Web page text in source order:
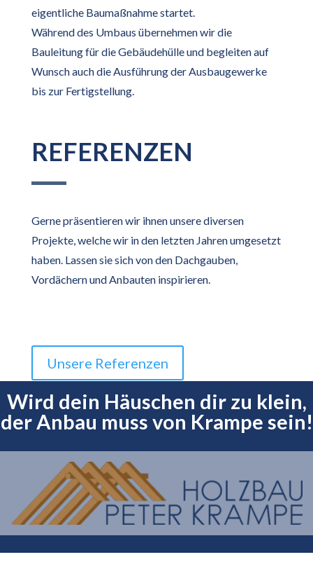
eigentliche Baumaßnahme startet.
Während des Umbaus übernehmen wir die
Bauleitung für die Gebäudehülle und begleiten auf
Wunsch auch die Ausführung der Ausbaugewerke
bis zur Fertigstellung.
REFERENZEN
Gerne präsentieren wir ihnen unsere diversen
Projekte, welche wir in den letzten Jahren umgesetzt
haben. Lassen sie sich von den Dachgauben,
Vordächern und Anbauten inspirieren.
Unsere Referenzen
Wird dein Häuschen dir zu klein,
der Anbau muss von Krampe sein!